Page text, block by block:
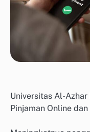
Universitas Al-
Pinjaman Online